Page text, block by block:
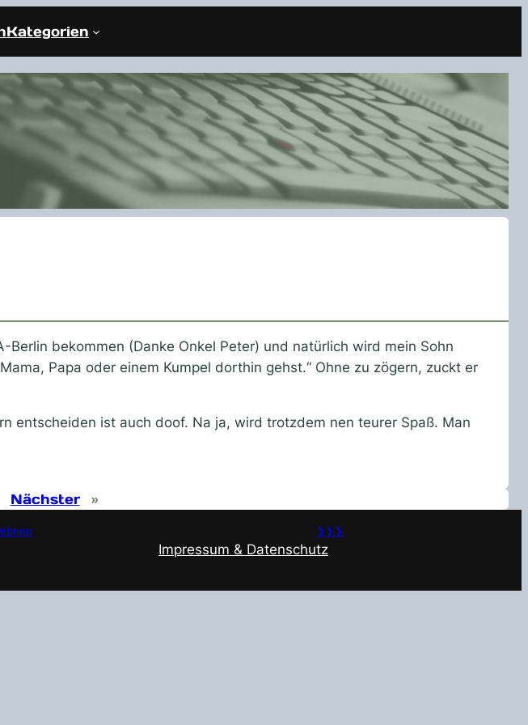
Kategorien
bekommen (Danke Onkel Peter) und natürlich wird mein Sohn
Papa oder einem Kumpel dorthin gehst.“ Ohne zu zögern, zuckt er
entscheiden ist auch doof. Na ja, wird trotzdem nen teurer Spaß. Man
Nächster »
❯❯❯
Impressum & Datenschutz